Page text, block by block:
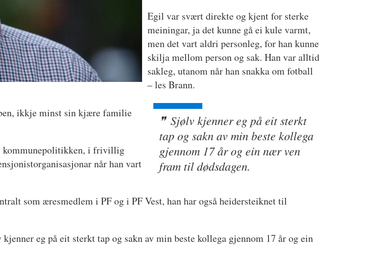
Egil var svært direkte og kjent for sterke
meiningar, ja det kunne gå ei kule varmt,
men det vart aldri personleg, for han kunne
skilja mellom person og sak. Han var alltid
sakleg, utanom når han snakka om fotball
– les Brann.
Sjølv kjenner eg på eit sterkt
tap og sakn av min beste kollega
gjennom 17 år og ein nær ven
fram til dødsdagen.
ikkje minst sin kjære familie
kommunepolitikken, i frivillig
når han vart
som æresmedlem i PF og i PF Vest, han har også heidersteiknet til
eg på eit sterkt tap og sakn av min beste kollega gjennom 17 år og ein